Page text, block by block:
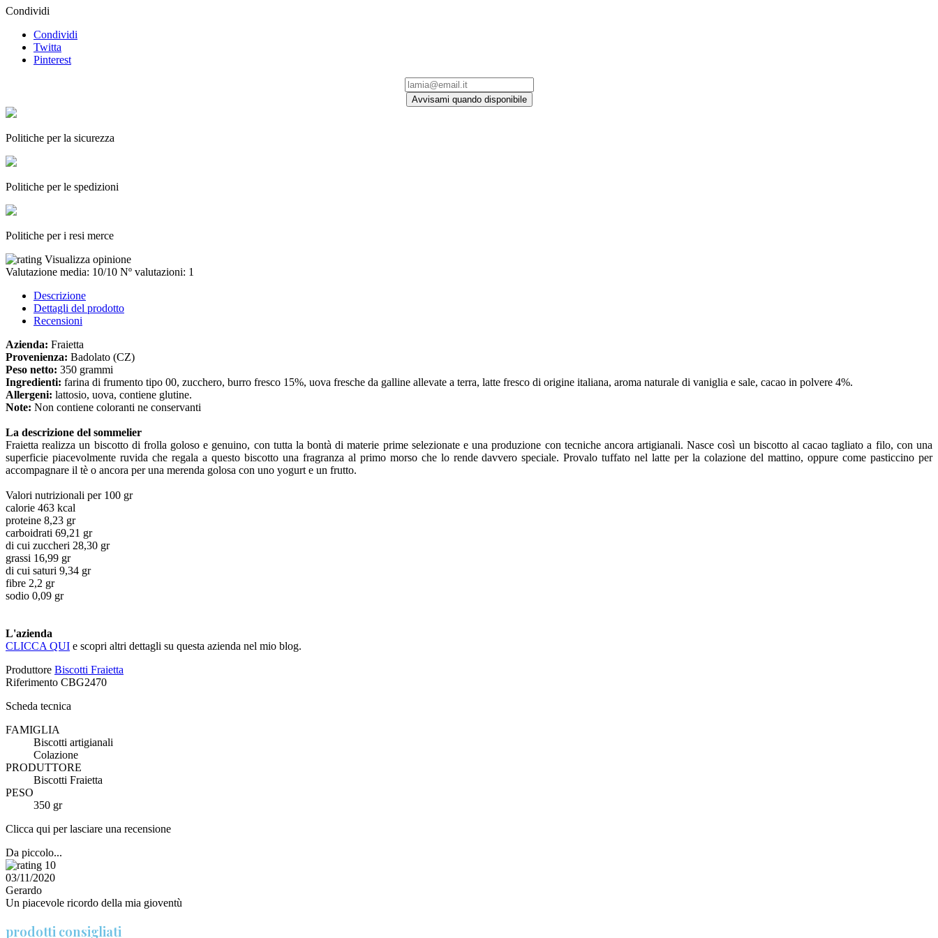
Condividi
Condividi
Twitta
Pinterest
Avvisami quando disponibile
Politiche per la sicurezza
Politiche per le spedizioni
Politiche per i resi merce
Visualizza opinione
Valutazione media: 10/10 Nº valutazioni: 1
Descrizione
Dettagli del prodotto
Recensioni
Azienda: Fraietta
Provenienza: Badolato (CZ)
Peso netto: 350 grammi
Ingredienti: farina di frumento tipo 00, zucchero, burro fresco 15%, uova fresche da galline allevate a terra, latte fresco di origine italiana, aroma naturale di vaniglia e sale, cacao in polvere 4%.
Allergeni: lattosio, uova, contiene glutine.
Note: Non contiene coloranti ne conservanti
La descrizione del sommelier
Fraietta realizza un biscotto di frolla goloso e genuino, con tutta la bontà di materie prime selezionate e una produzione con tecniche ancora artigianali.Nasce così un biscotto al cacao tagliato a filo, con una
superficie piacevolmente ruvida che regala a questo biscotto una fragranza al primo morso che lo rende davvero speciale.Provalo tuffato nel latte per la colazione del mattino, oppure come pasticcino per
accompagnare il tè o ancora per una merenda golosa con uno yogurt e un frutto.
Valori nutrizionali per 100 gr
calorie 463 kcal
proteine 8,23 gr
carboidrati 69,21 gr
di cui zuccheri 28,30 gr
grassi 16,99 gr
di cui saturi 9,34 gr
fibre 2,2 gr
sodio 0,09 gr
L'azienda
CLICCA QUI e scopri altri dettagli su questa azienda nel mio blog.
Produttore Biscotti Fraietta
Riferimento CBG2470
Scheda tecnica
FAMIGLIA
Biscotti artigianali
Colazione
PRODUTTORE
Biscotti Fraietta
PESO
350 gr
Clicca qui per lasciare una recensione
Da piccolo...
10
03/11/2020
Gerardo
Un piacevole ricordo della mia gioventù
prodotti consigliati